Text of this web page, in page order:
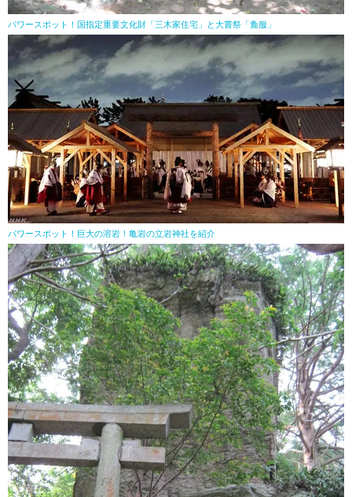
パワースポット！国指定重要文化財「三木家住宅」と大嘗祭「麁服」
パワースポット！巨大の溶岩！亀岩の立岩神社を紹介